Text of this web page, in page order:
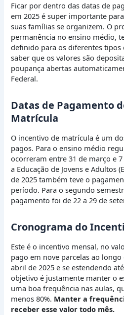
Ficar por dentro das datas de
em 2025 é super importante
suas famílias se organizem. O
permanência no ensino médio,
definido para os diferentes tipos
saber que os valores são
poupança abertas
Federal.
Datas de Pagamento
Matrícula
O incentivo de matrícula é um
pagos. Para o ensino médio
ocorreram entre 31 de março e 7
a Educação de Jovens e Adultos
de 2025 também teve o
período. Para o segundo
pagamento foi de 22 a 29 de
Cronograma do
Este é o incentivo mensal, no
pago em nove parcelas ao
abril de 2025 e se estendendo
objetivo é justamente manter o
uma boa frequência nas aulas,
menos 80%. Manter a
receber esse valor todo mês.